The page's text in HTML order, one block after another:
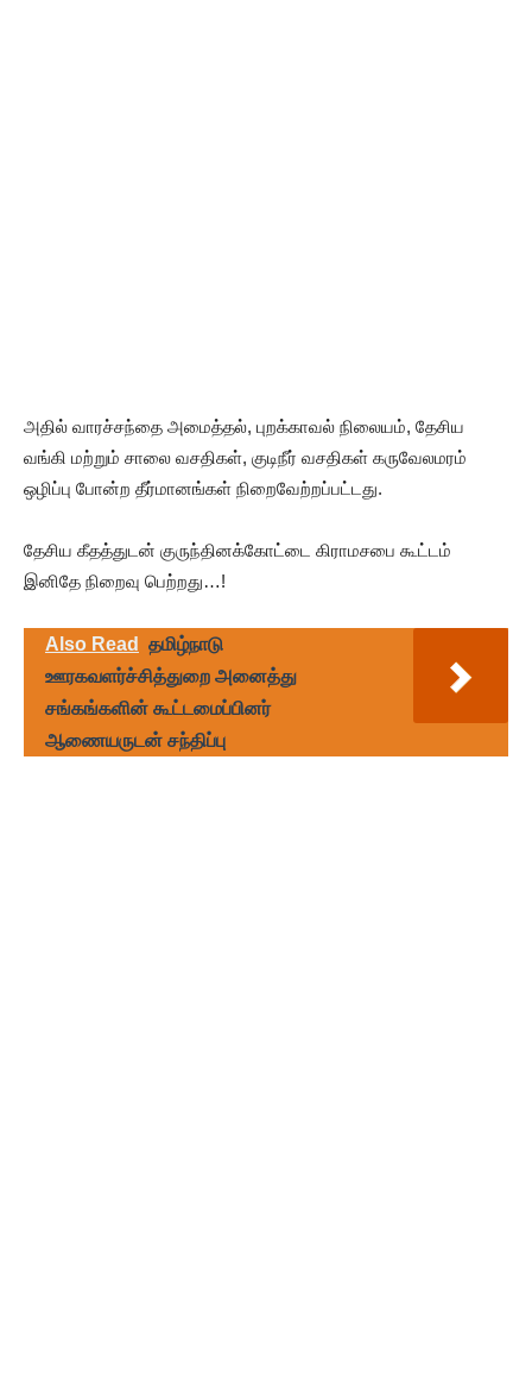
அதில் வாரச்சந்தை அமைத்தல், புறக்காவல் நிலையம், தேசிய
வங்கி மற்றும் சாலை வசதிகள், குடிநீர் வசதிகள் கருவேலமரம்
ஒழிப்பு போன்ற தீர்மானங்கள் நிறைவேற்றப்பட்டது.
தேசிய கீதத்துடன் குருந்தினக்கோட்டை கிராமசபை கூட்டம்
இனிதே நிறைவு பெற்றது…!
Also Read
தமிழ்நாடு
ஊரகவளர்ச்சித்துறை அனைத்து
சங்கங்களின் கூட்டமைப்பினர்
ஆணையருடன் சந்திப்பு